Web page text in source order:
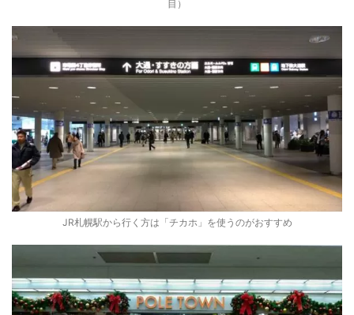
目）
JR札幌駅から行く方は「チカホ」を使うのがおすすめ